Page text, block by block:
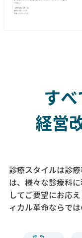
す
経営
診療スタイルは診
は、様々な診療科に
してご要望にお応え
ィカル革命ならで